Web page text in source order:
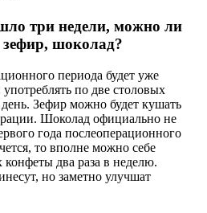
три недели, можно ли
шоколад?
периода будет уже
по две столовых
Зефир можно будет кушать
Шоколад официально не
года послеоперационного
то вполне можно себе
два раза в неделю.
но заметно улучшат